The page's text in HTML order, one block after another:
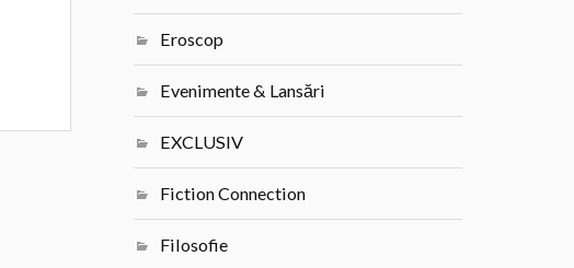
Eroscop
Evenimente & Lansări
EXCLUSIV
Fiction Connection
Filosofie